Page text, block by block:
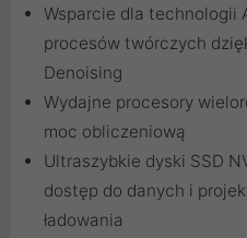
Wsparcie dla technologii
procesów twórczych
Denoising
Wydajne procesory
moc obliczeniową
Ultraszybkie dyski SSD
dostęp do danych i
ładowania